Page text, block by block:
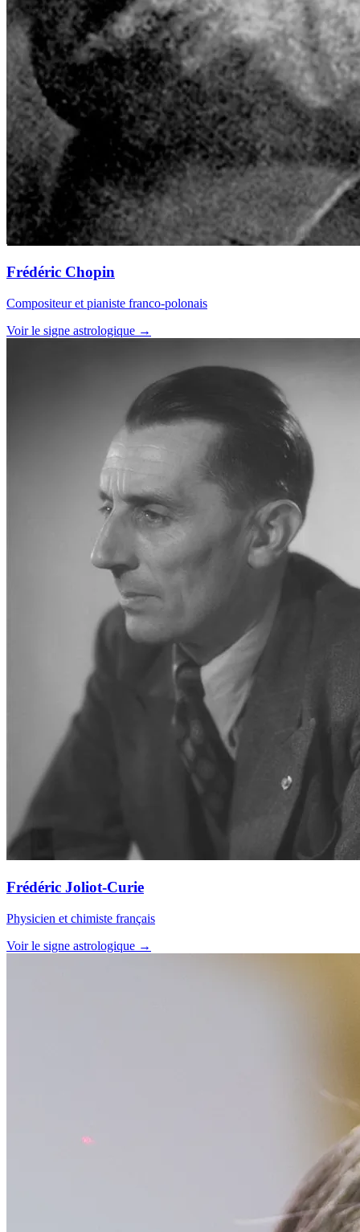
Frédéric Chopin
Compositeur et pianiste franco-polonais
Voir le signe astrologique →
Frédéric Joliot-Curie
Physicien et chimiste français
Voir le signe astrologique →